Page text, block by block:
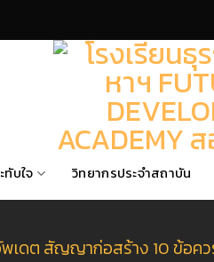
ทับใจ วิทยากรประจำสถาบัน
เดต สัญญาก่อสร้าง 10 ข้อคว